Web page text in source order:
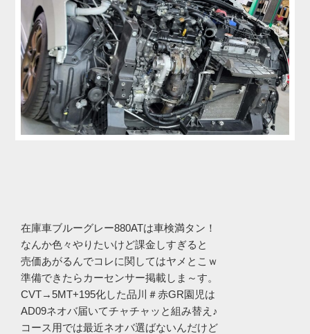
在庫車ブルーグレー880ATは車検満タン！
なんか色々やりたいけど課金しすぎると
売価あがるんでコレに関してはヤメとこｗ
準備できたらカーセンサー掲載しま～す。
CVT→5MT+195化した品川＃赤GR園児は
AD09ネオバ届いてチャチャッと組み替え♪
コース用では最近ネオバ選ばないんだけど